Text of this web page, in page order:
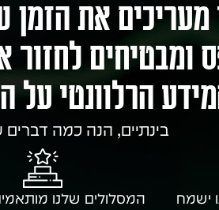
מעריכים את
ומבטיחים
הרלוונטי על
בינתיים, הנה כמה
ישמח
המסלולים שלנו